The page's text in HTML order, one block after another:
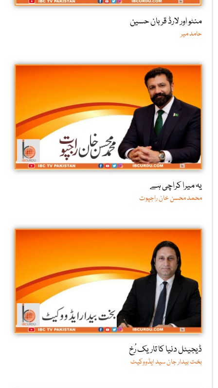
منٹو اور لارڈ قربان حسین
حامد میر
یہ میرا کراچی ہے
محمد محسن خان راجپوت
ڈیجیٹل دنیا کا تاریک رُخ
بخت بیدار جان سید ایڈووکیٹ